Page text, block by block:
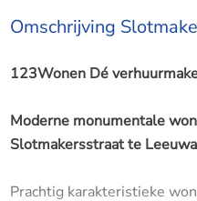
Omschrijving
123Wonen Dé
Moderne monumentale
Slotmakersstraat te
Prachtig karakteristieke